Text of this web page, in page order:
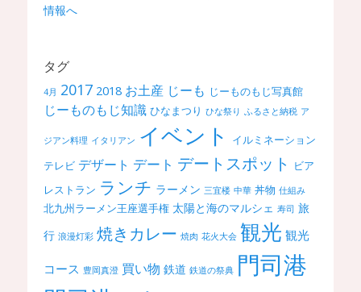
タグ
4月 2017 2018 お土産 じーも じーものもじ写真館
じーものもじ知識 ひなまつり ひな祭り ふるさと納税 ア
ジアン料理 イタリアン イベント
イルミネーション
テレビ デザート デート デートスポット
ビア
レストラン ランチ ラーメン 三宜楼 中華 丼物 仕組み
北九州ラーメン王座選手権 太陽と海のマルシェ 寿司 旅
行 浪漫灯彩 焼きカレー 焼肉 花火大会 観光 観光
コース 豊岡真澄 買い物 鉄道 鉄道の祭典 門司港